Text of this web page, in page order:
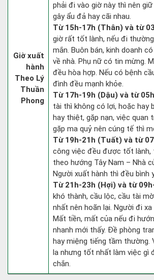
Giờ xuất
hành
Theo Lý
Thuần
Phong
phải đi vào giờ này thì nên
gây ẩu đả hay cãi nhau.
Từ 15h-17h (Thân) và từ
giờ rất tốt lành, nếu đi
mắn. Buôn bán, kinh doanh
về nhà. Phụ nữ có tin mừng.
đều hòa hợp. Nếu có bệnh
đình đều mạnh khỏe.
Từ 17h-19h (Dậu) và từ
tài thì không có lợi, hoặc hay
hay thiệt, gặp nạn, việc quan
gặp ma quỷ nên cúng tế thì
Từ 19h-21h (Tuất) và từ
công việc đều được tốt
theo hướng Tây Nam – Nhà
Người xuất hành thì đều bình
Từ 21h-23h (Hợi) và từ
khó thành, cầu lộc, cầu tài
nhất nên hoãn lại. Người đi
Mất tiền, mất của nếu đi
nhanh mới thấy. Đề phòng
hay miệng tiếng tầm thường.
la nhưng tốt nhất làm việc gì
chắn.